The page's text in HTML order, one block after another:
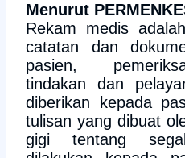
Menurut
Rekam medis
catatan dan
pasien,
tindakan dan
diberikan kepada
tulisan yang dibuat
gigi tentang